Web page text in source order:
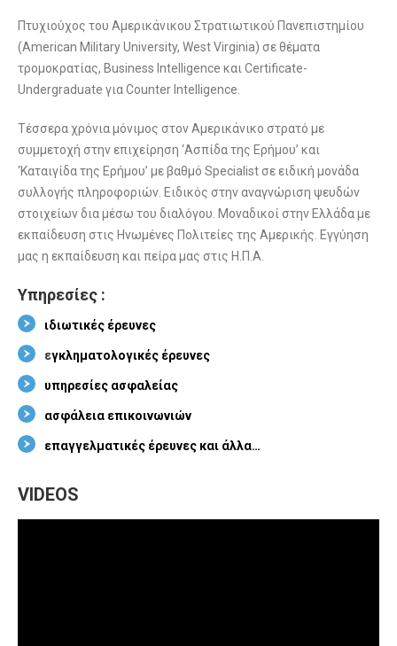
Πτυχιούχος του Αμερικάνικου Στρατιωτικού Πανεπιστημίου
(American Military University, West Virginia) σε θέματα
τρομοκρατίας, Business Intelligence και Certificate-
Undergraduate για Counter Intelligence.
Τέσσερα χρόνια μόνιμος στον Αμερικάνικο στρατό με
συμμετοχή στην επιχείρηση ‘Ασπίδα της Ερήμου’ και
‘Καταιγίδα της Ερήμου’ με βαθμό Specialist σε ειδική μονάδα
συλλογής πληροφοριών. Ειδικός στην αναγνώριση ψευδών
στοιχείων δια μέσω του διαλόγου. Μοναδικοί στην Ελλάδα με
εκπαίδευση στις Ηνωμένες Πολιτείες της Αμερικής. Εγγύηση
μας η εκπαίδευση και πείρα μας στις Η.Π.Α.
Υπηρεσίες :
ιδιωτικές έρευνες
εγκληματολογικές έρευνες
υπηρεσίες ασφαλείας
ασφάλεια επικοινωνιών
επαγγελματικές έρευνες και άλλα…
VIDEOS